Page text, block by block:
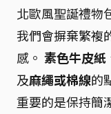
北歐風聖誕禮物
我們會摒棄繁複
感。 素色牛皮紙
及麻繩或棉線的
重要的是保持簡